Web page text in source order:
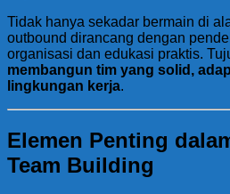
Tidak hanya sekadar bermain di
outbound dirancang dengan
organisasi dan edukasi praktis.
membangun tim yang solid,
lingkungan kerja.
Elemen Penting
Team Building